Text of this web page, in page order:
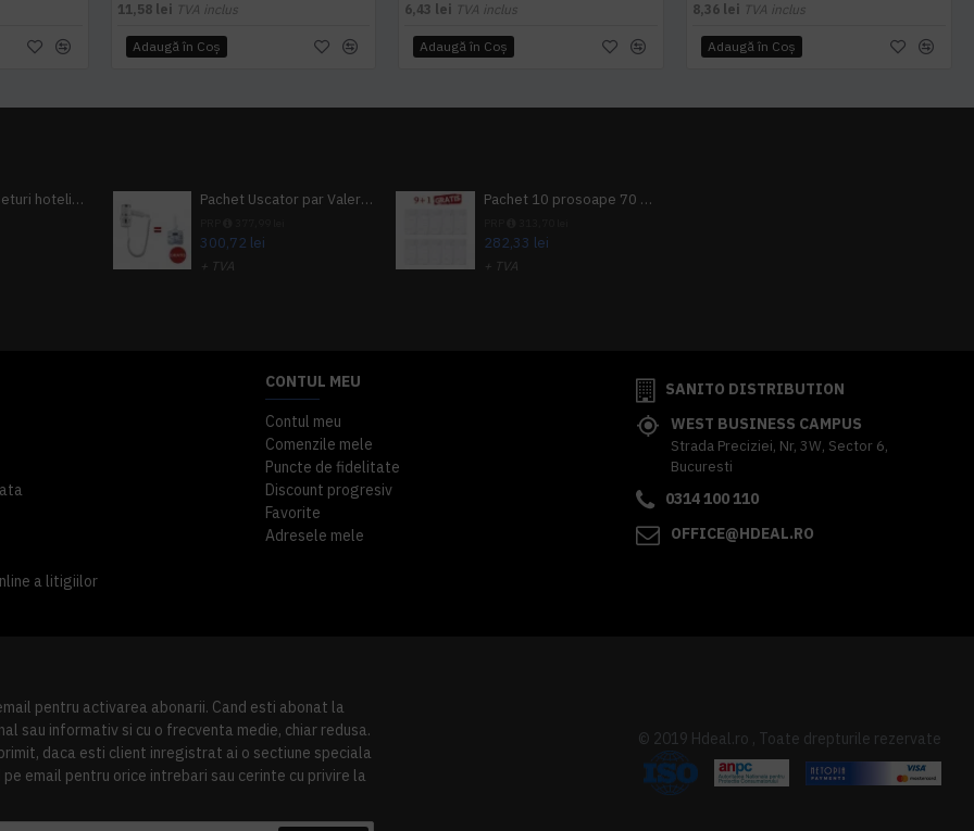
11,58 lei TVA inclus
Adaugă în Coş
6,43 lei TVA inclus
Adaugă în Coş
8,36 lei TVA inclus
Adaugă în Coş
Pachet 100 seturi hoteliere, set dentar, set barbierit, casca de dus, pila unghii, set cusut Pachet Uscator par Valera Action Super Plus + GRATUIT Sampon si gel de dus Tork
300,72 lei
+ TVA
Pachet 10 prosoape 70 x 140cm 9 + 1 gratuit
282,33 lei
+ TVA
a litigiilor
CONTUL MEU
Contul meu
Comenzile mele
Puncte de fidelitate
Discount progresiv
Favorite
Adresele mele
SANITO DISTRIBUTION
WEST BUSINESS CAMPUS
Strada Preciziei, Nr, 3W, Sector 6,
Bucuresti
0314 100 110
OFFICE@HDEAL.RO
pentru activarea abonarii. Cand esti abonat la
sau informativ si cu o frecventa medie, chiar redusa.
daca esti client inregistrat ai o sectiune speciala
email pentru orice intrebari sau cerinte cu privire la
© 2019 Hdeal.ro , Toate drepturile rezervate